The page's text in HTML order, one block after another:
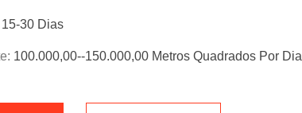
15-30 Dias
100.000,00--150.000,00 Metros Quadrados Por Dia